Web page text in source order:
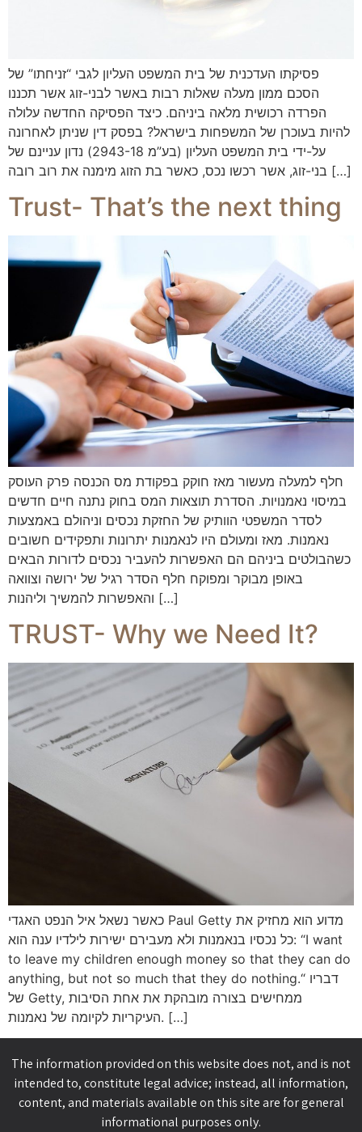
פסיקתו העדכנית של בית המשפט העליון לגבי “זניחתו” של
הסכם ממון מעלה שאלות רבות באשר לבני-זוג אשר תכננו
הפרדה רכושית מלאה ביניהם. כיצד הפסיקה החדשה עלולה
להיות בעוכרן של המשפחות בישראל? בפסק דין שניתן לאחרונה
על-ידי בית המשפט העליון (בע”מ 2943-18) נדון עניינם של
בני-זוג, אשר רכשו נכס, כאשר בת הזוג מימנה את רוב רובה […]
Trust- That’s the next thing
חלף למעלה מעשור מאז חוקק בפקודת מס הכנסה פרק העוסק
במיסוי נאמנויות. הסדרת תוצאות המס בחוק נתנה חיים חדשים
לסדר המשפטי הוותיק של החזקת נכסים וניהולם באמצעות
נאמנות. מאז ומעולם היו לנאמנות יתרונות ותפקידים חשובים
כשהבולטים ביניהם הם האפשרות להעביר נכסים לדורות הבאים
באופן מבוקר ומפוקח חלף הסדר רגיל של ירושה וצוואה
והאפשרות להמשיך וליהנות […]
TRUST- Why we Need It?
כאשר נשאל איל הנפט האגדי Paul Getty מדוע הוא מחזיק את
כל נכסיו בנאמנות ולא מעבירם ישירות לילדיו ענה הוא: “I want
to leave my children enough money so that they can do
anything, but not so much that they do nothing.“ דבריו
של Getty, ממחישים בצורה מובהקת את אחת הסיבות
העיקריות לקיומה של נאמנות. […]
The information provided on this website does not, and is not
intended to, constitute legal advice; instead, all information,
content, and materials available on this site are for general
informational purposes only.